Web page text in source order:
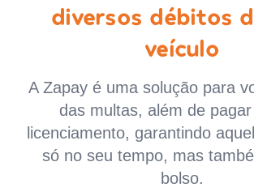
diversos débitos
veículo
A Zapay é uma solução para
das multas, além de
licenciamento, garantindo
só no seu tempo, mas
bolso.